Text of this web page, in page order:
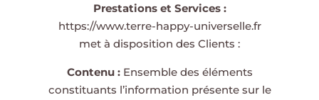
Prestations et Services :
https://www.terre-happy-universelle.fr
met à disposition des Clients :
Contenu :Ensemble des éléments
constituants l’information présente sur le